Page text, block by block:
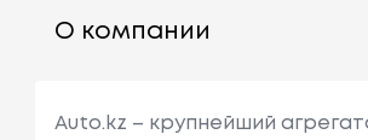
О компании
Auto.kz – крупнейший